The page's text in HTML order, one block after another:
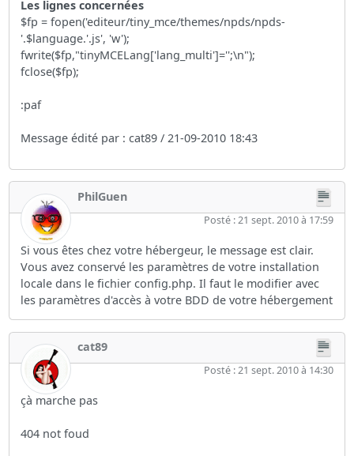
Les lignes concernées
$fp = fopen('editeur/tiny_mce/themes/npds/npds-
'.$language.'.js', 'w');
fwrite($fp,"tinyMCELang['lang_multi']='';\n");
fclose($fp);
:paf
Message édité par : cat89 / 21-09-2010 18:43
PhilGuen
Posté : 21 sept. 2010 à 17:59
Si vous êtes chez votre hébergeur, le message est clair.
Vous avez conservé les paramètres de votre installation
locale dans le fichier config.php. Il faut le modifier avec
les paramètres d'accès à votre BDD de votre hébergement
cat89
Posté : 21 sept. 2010 à 14:30
çà marche pas
404 not foud